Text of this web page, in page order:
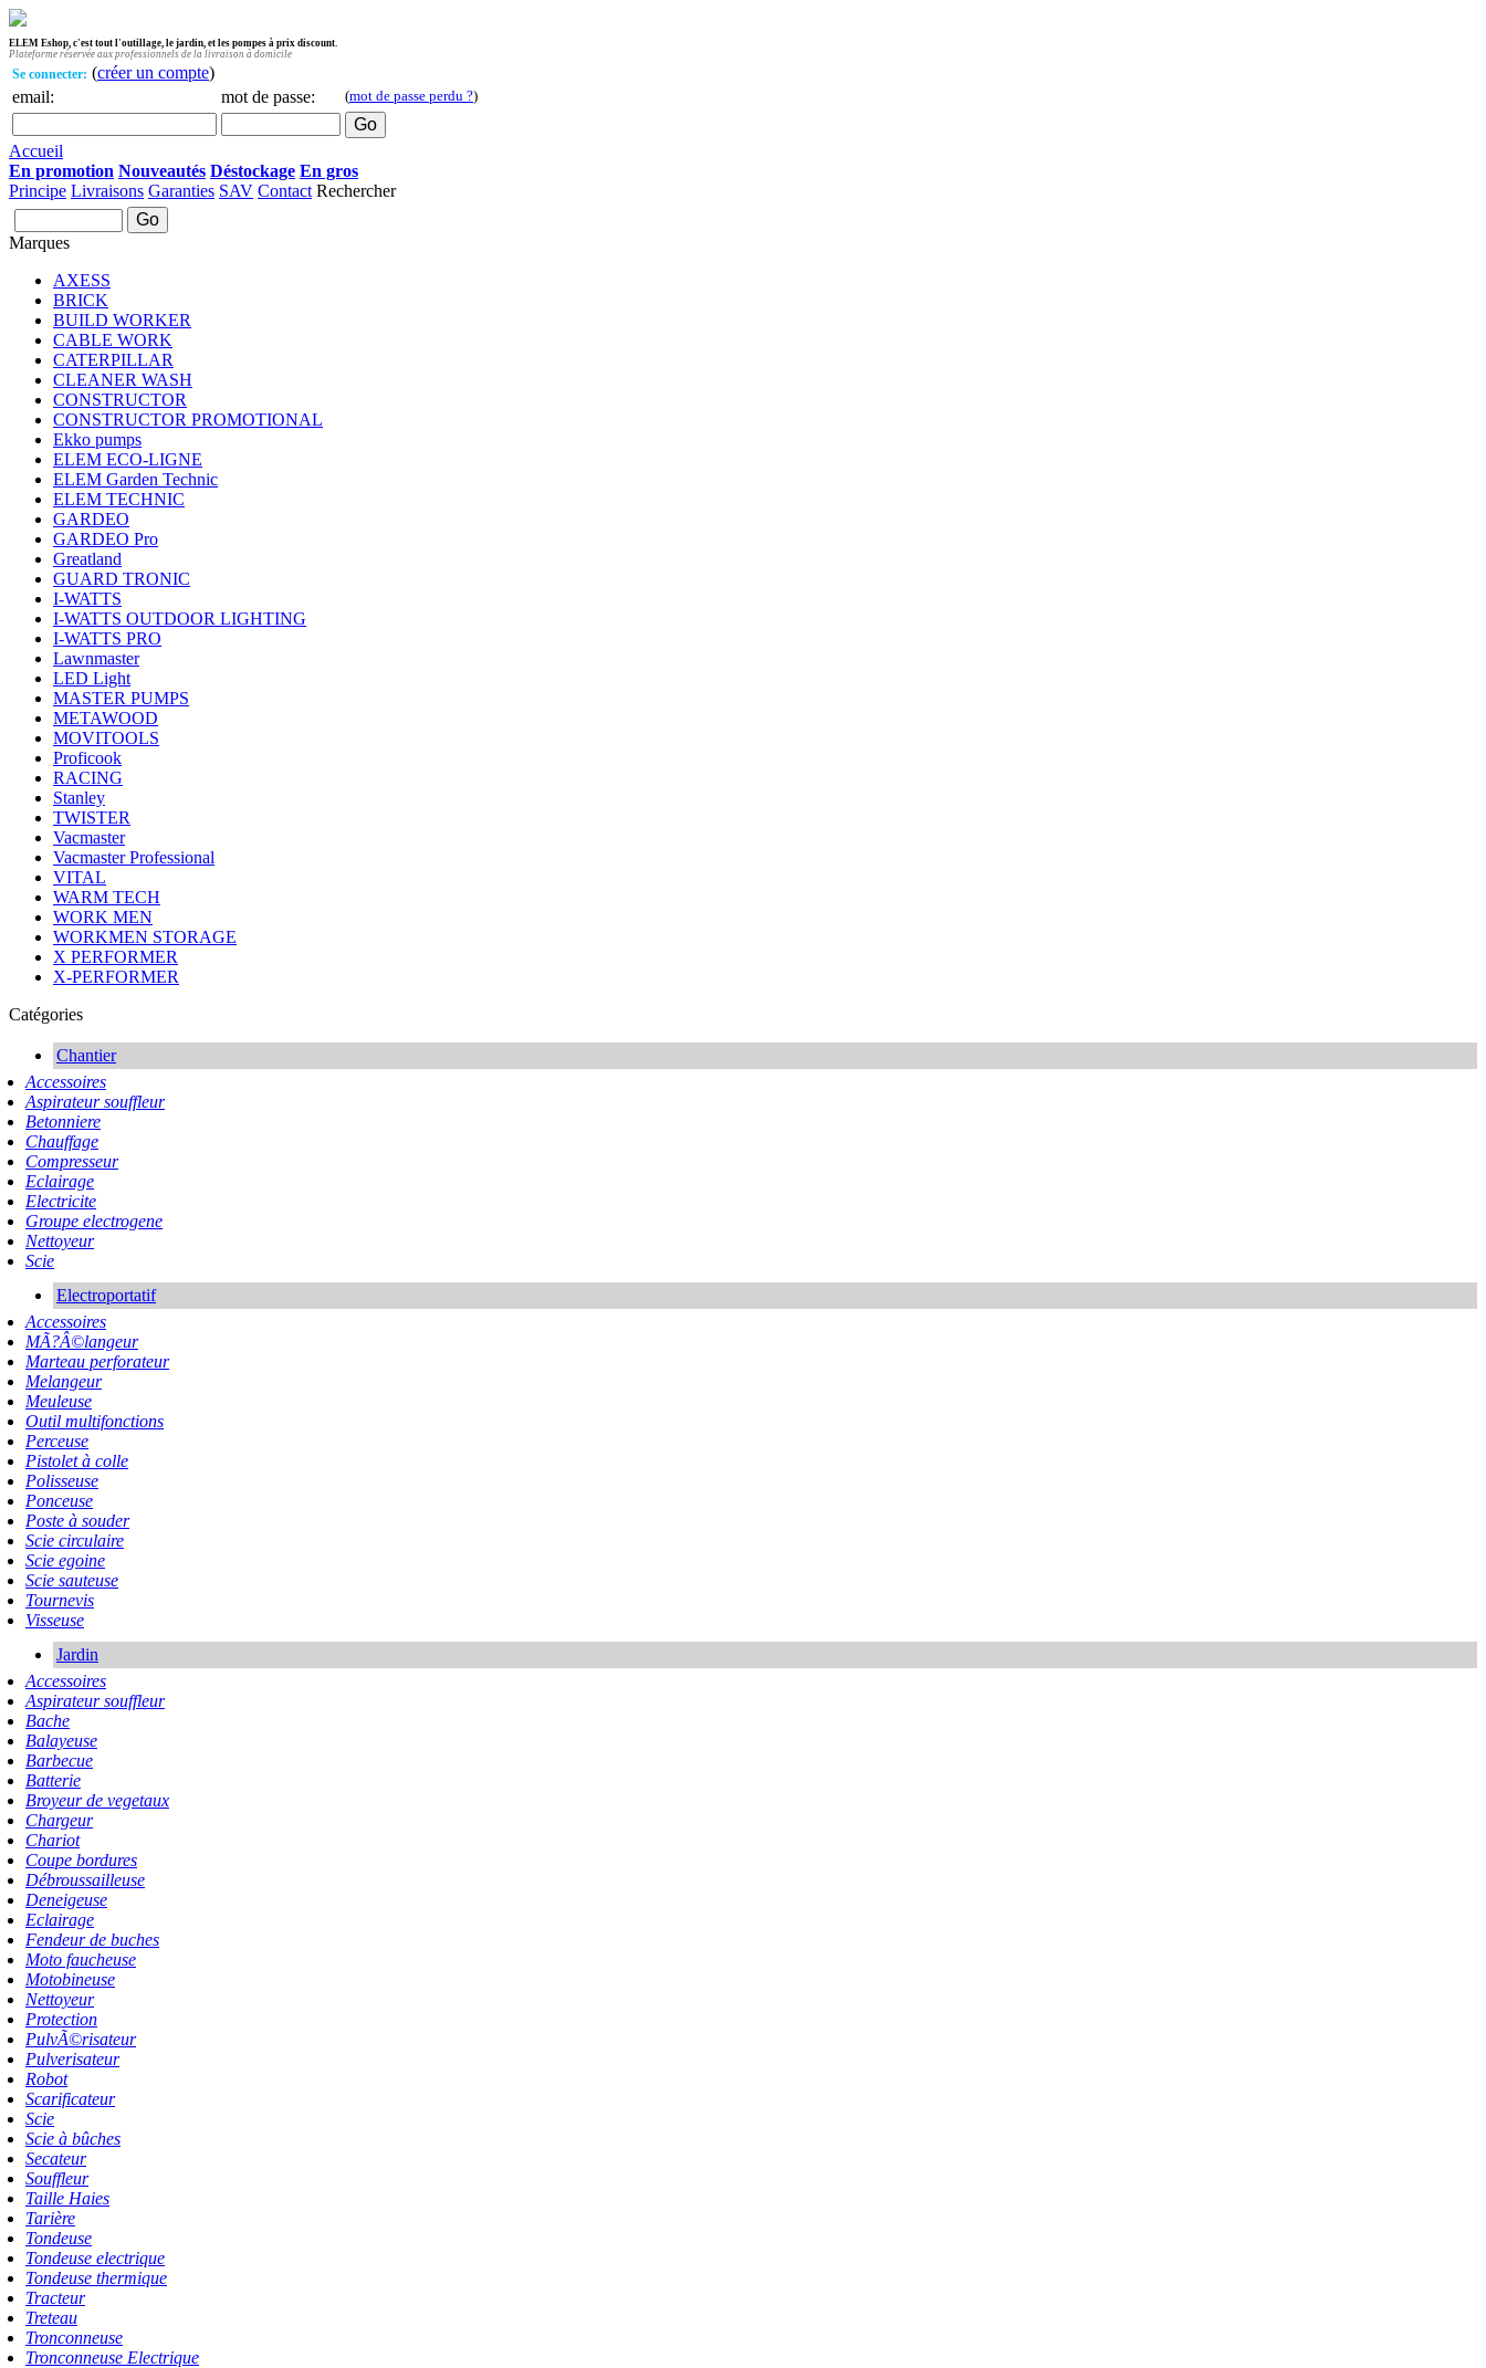
ELEM Eshop, c'est tout l'outillage, le jardin, et les pompes à prix discount.
Plateforme réservée aux professionnels de la livraison à domicile
Se connecter: (créer un compte)
email:
mot de passe: (mot de passe perdu ?)
Accueil
En promotion Nouveautés Déstockage En gros
Principe Livraisons Garanties SAV Contact Rechercher
Marques
AXESS
BRICK
BUILD WORKER
CABLE WORK
CATERPILLAR
CLEANER WASH
CONSTRUCTOR
CONSTRUCTOR PROMOTIONAL
Ekko pumps
ELEM ECO-LIGNE
ELEM Garden Technic
ELEM TECHNIC
GARDEO
GARDEO Pro
Greatland
GUARD TRONIC
I-WATTS
I-WATTS OUTDOOR LIGHTING
I-WATTS PRO
Lawnmaster
LED Light
MASTER PUMPS
METAWOOD
MOVITOOLS
Proficook
RACING
Stanley
TWISTER
Vacmaster
Vacmaster Professional
VITAL
WARM TECH
WORK MEN
WORKMEN STORAGE
X PERFORMER
X-PERFORMER
Catégories
Chantier
Accessoires
Aspirateur souffleur
Betonniere
Chauffage
Compresseur
Eclairage
Electricite
Groupe electrogene
Nettoyeur
Scie
Electroportatif
Accessoires
MÃ?Â©langeur
Marteau perforateur
Melangeur
Meuleuse
Outil multifonctions
Perceuse
Pistolet à colle
Polisseuse
Ponceuse
Poste à souder
Scie circulaire
Scie egoine
Scie sauteuse
Tournevis
Visseuse
Jardin
Accessoires
Aspirateur souffleur
Bache
Balayeuse
Barbecue
Batterie
Broyeur de vegetaux
Chargeur
Chariot
Coupe bordures
Débroussailleuse
Deneigeuse
Eclairage
Fendeur de buches
Moto faucheuse
Motobineuse
Nettoyeur
Protection
PulvÃ©risateur
Pulverisateur
Robot
Scarificateur
Scie
Scie à bûches
Secateur
Souffleur
Taille Haies
Tarière
Tondeuse
Tondeuse electrique
Tondeuse thermique
Tracteur
Treteau
Tronconneuse
Tronconneuse Electrique